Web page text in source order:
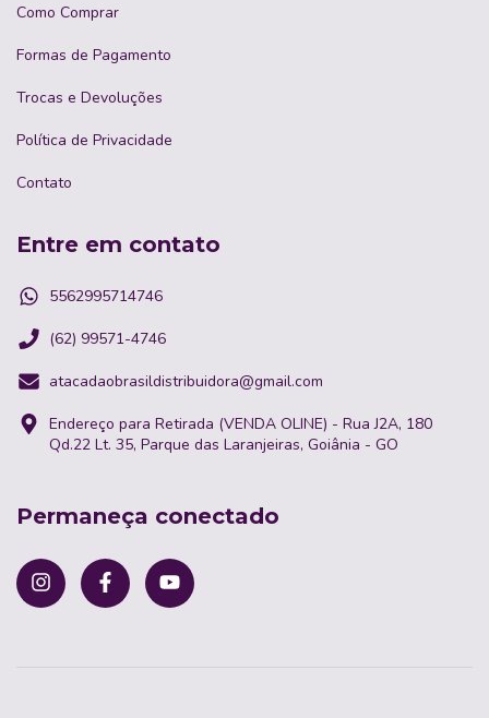
Como Comprar
Formas de Pagamento
Trocas e Devoluções
Política de Privacidade
Contato
Entre em contato
5562995714746
(62) 99571-4746
atacadaobrasildistribuidora@gmail.com
Endereço para Retirada (VENDA OLINE) - Rua J2A, 180
Qd.22 Lt. 35, Parque das Laranjeiras, Goiânia - GO
Permaneça conectado